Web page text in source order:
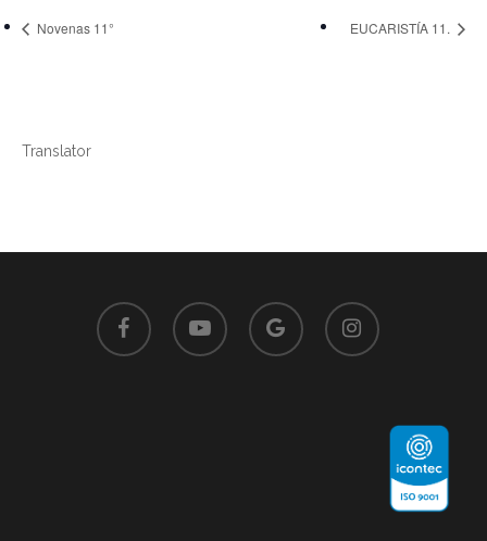
Novenas 11° EUCARISTÍA 11.
Translator
facebook youtube
google-
plus
instagram